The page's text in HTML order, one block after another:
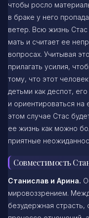
чтобы росло
в браке у него
ветер. Всю жизнь
мать и считает ее
вопросах. Учитывая
прилагать усилия,
тому, что этот
детьми как деспот,
и ориентироваться на
этом случае Стас
ее жизнь как можно
приятные
Совместимость
Станислав и Арина.
мировоззрением.
безудержная страсть,